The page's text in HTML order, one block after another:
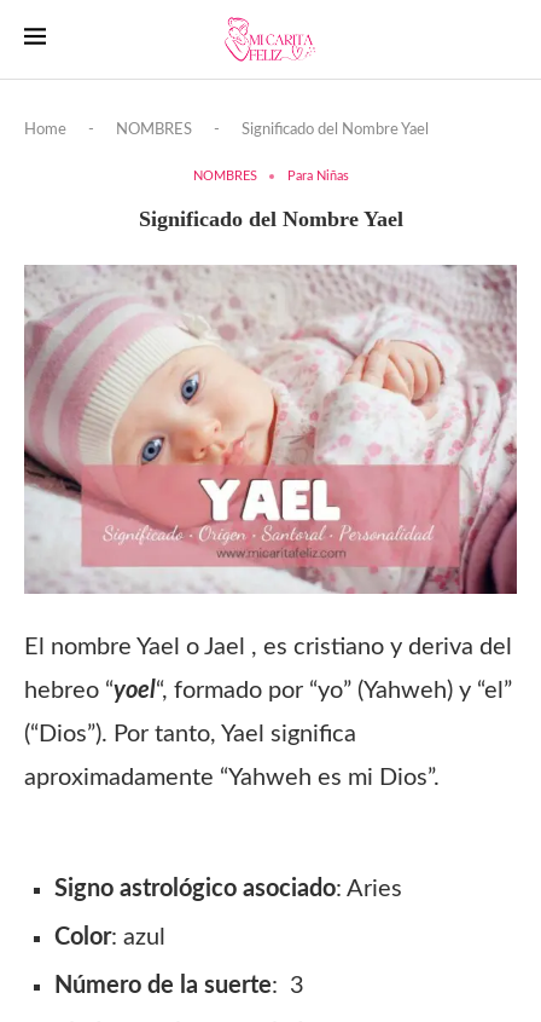
Home - NOMBRES - Significado del Nombre Yael
NOMBRES Para Niñas
Significado del Nombre Yael
El nombre Yael o Jael , es cristiano y deriva del
hebreo “yoel“, formado por “yo” (Yahweh) y “el”
(“Dios”). Por tanto, Yael significa
aproximadamente “Yahweh es mi Dios”.
Signo astrológico asociado: Aries
Color: azul
Número de la suerte: 3